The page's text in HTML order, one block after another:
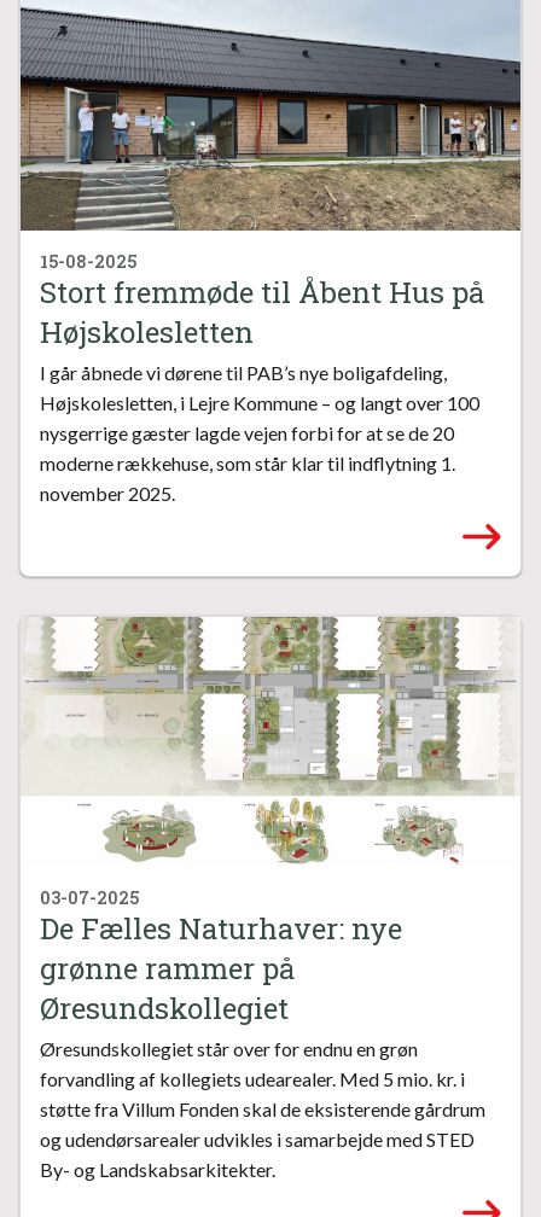
15-08-2025
Stort fremmøde til Åbent Hus på
Højskolesletten
I går åbnede vi dørene til PAB’s nye boligafdeling,
Højskolesletten, i Lejre Kommune – og langt over 100
nysgerrige gæster lagde vejen forbi for at se de 20
moderne rækkehuse, som står klar til indflytning 1.
november 2025.
03-07-2025
De Fælles Naturhaver: nye
grønne rammer på
Øresundskollegiet
Øresundskollegiet står over for endnu en grøn
forvandling af kollegiets udearealer. Med 5 mio. kr. i
støtte fra Villum Fonden skal de eksisterende gårdrum
og udendørsarealer udvikles i samarbejde med STED
By- og Landskabsarkitekter.